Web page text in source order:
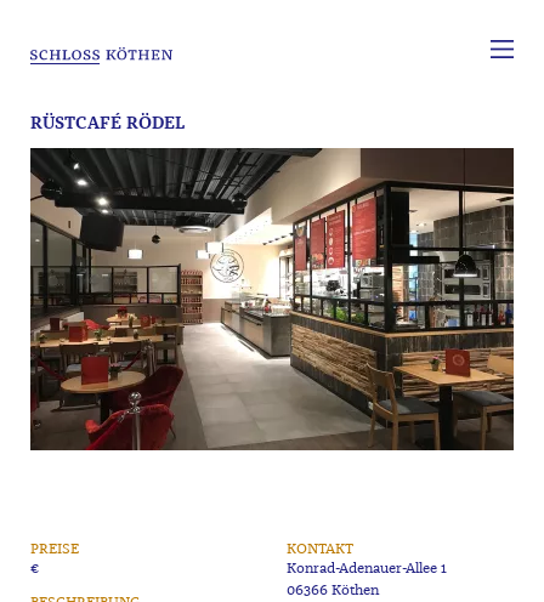
RÜSTCAFÉ RÖDEL
PREISE
€
KONTAKT
Konrad-Adenauer-Allee 1
06366 Köthen